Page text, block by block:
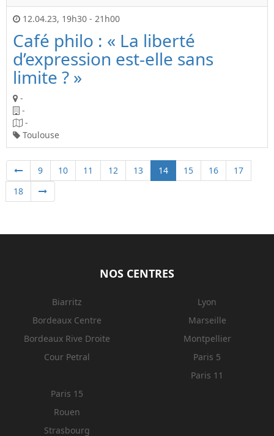
12.04.23, 19h30 - 21h00
Café philo : « La liberté
d’expression est-elle sans
limite ? »
-
-
-
Toulouse
9 10 11 12 13 14 15 16
17
18
NOS CENTRES
Biarritz
Bordeaux Centre
Bordeaux Rive Droite
Cour Petral
Lyon
Marseille
Montpellier
Paris 5
Paris 11
Paris 15
Rouen
Strasbourg